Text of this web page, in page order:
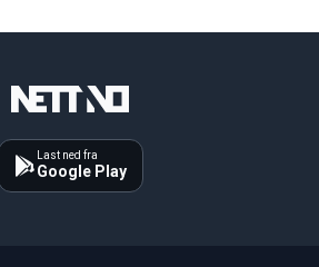
Last ned fra
Google Play